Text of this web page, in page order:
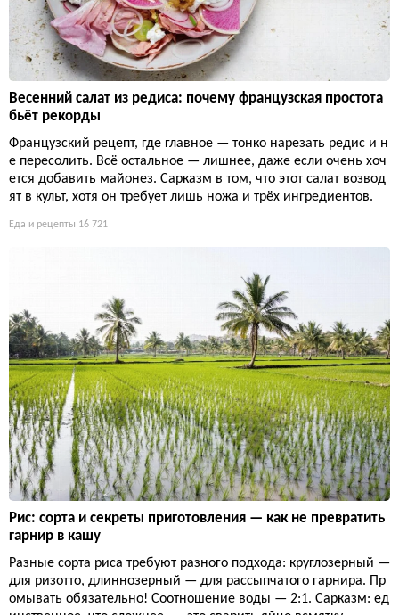
Весенний салат из редиса: почему французская простота
бьёт рекорды
Французский рецепт, где главное — тонко нарезать редис и н
е пересолить. Всё остальное — лишнее, даже если очень хоч
ется добавить майонез. Сарказм в том, что этот салат возвод
ят в культ, хотя он требует лишь ножа и трёх ингредиентов.
Еда и рецепты 16 721
Рис: сорта и секреты приготовления — как не превратить
гарнир в кашу
Разные сорта риса требуют разного подхода: круглозерный —
для ризотто, длиннозерный — для рассыпчатого гарнира. Пр
омывать обязательно! Соотношение воды — 2:1. Сарказм: ед